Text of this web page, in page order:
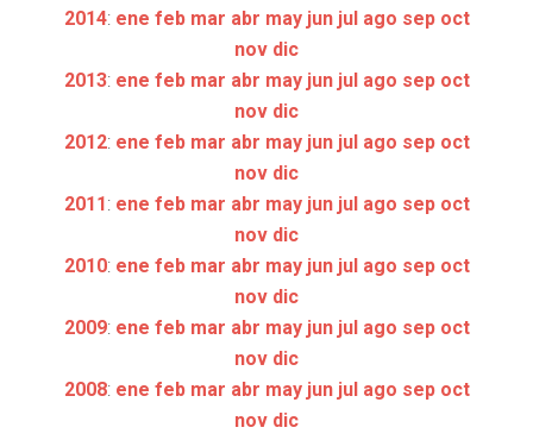
2014: ene feb mar abr may jun jul ago sep oct
nov dic
2013: ene feb mar abr may jun jul ago sep oct
nov dic
2012: ene feb mar abr may jun jul ago sep oct
nov dic
2011: ene feb mar abr may jun jul ago sep oct
nov dic
2010: ene feb mar abr may jun jul ago sep oct
nov dic
2009: ene feb mar abr may jun jul ago sep oct
nov dic
2008: ene feb mar abr may jun jul ago sep oct
nov dic